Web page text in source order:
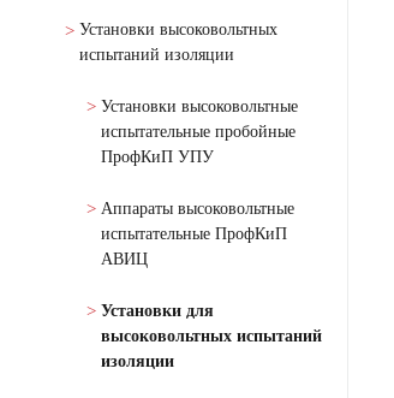
Установки высоковольтных
испытаний изоляции
Установки высоковольтные
испытательные пробойные
ПрофКиП УПУ
Аппараты высоковольтные
испытательные ПрофКиП
АВИЦ
Установки для
высоковольтных испытаний
изоляции